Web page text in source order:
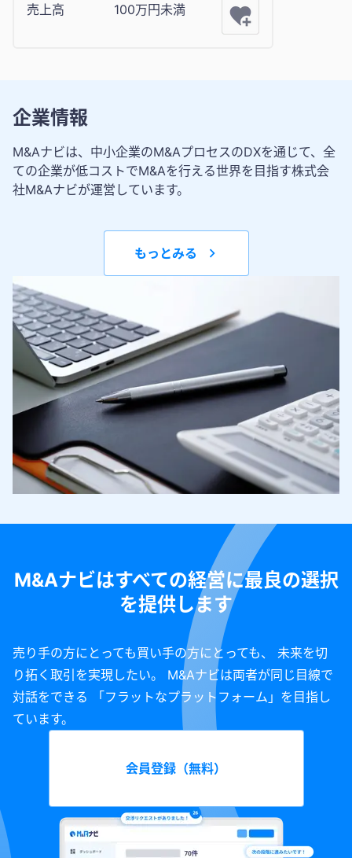
売上高
100万円未満
企業情報
M&Aナビは、中小企業のM&AプロセスのDXを通じて、全
ての企業が低コストでM&Aを行える世界を目指す株式会
社M&Aナビが運営しています。
もっとみる
M&Aナビはすべての経営に最良の選択
を提供します
売り手の方にとっても買い手の方にとっても、 未来を切
り拓く取引を実現したい。 M&Aナビは両者が同じ目線で
対話をできる 「フラットなプラットフォーム」を目指し
ています。
会員登録（無料）